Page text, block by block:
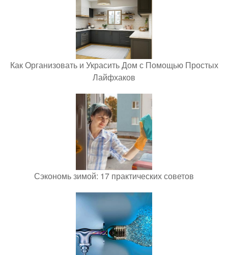
Как Организовать и Украсить Дом с Помощью Простых
Лайфхаков
Сэкономь зимой: 17 практических советов